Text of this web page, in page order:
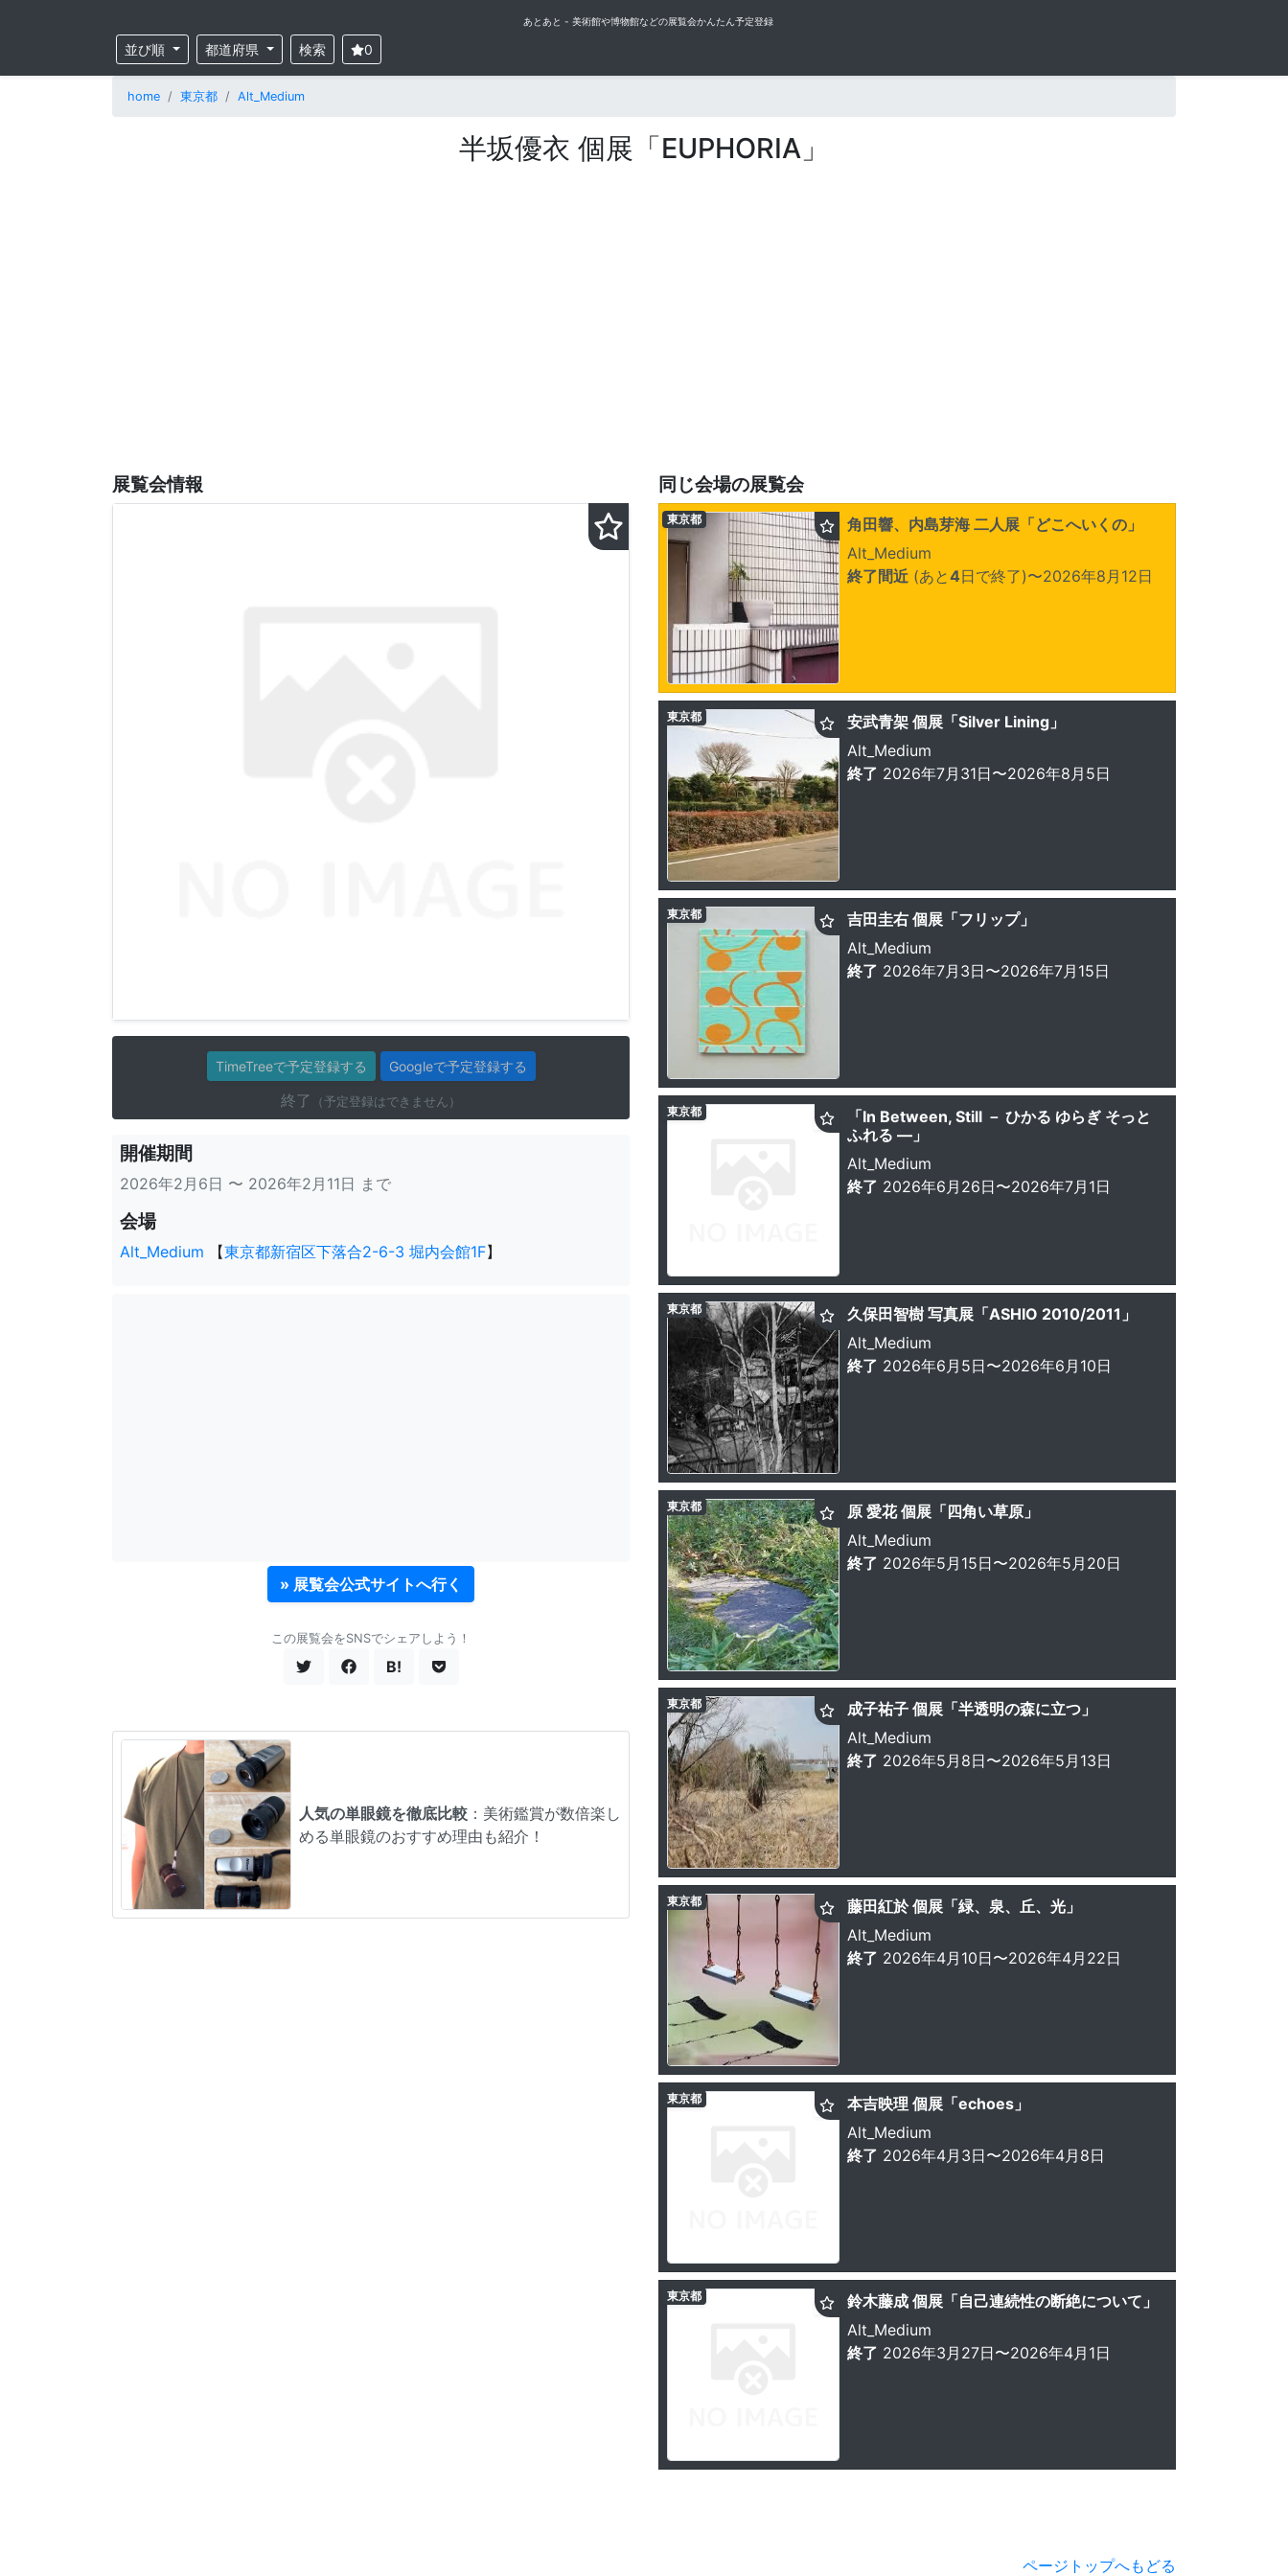
あとあと - 美術館や博物館などの展覧会かんたん予定登録
並び順 都道府県 検索 0
home 東京都 Alt_Medium
半坂優衣 個展「EUPHORIA」
展覧会情報
TimeTreeで予定登録する Googleで予定登録する
終了 （予定登録はできません）
開催期間
2026年2月6日 〜 2026年2月11日 まで
会場
Alt_Medium 【東京都新宿区下落合2-6-3 堀内会館1F】
» 展覧会公式サイトへ行く
この展覧会をSNSでシェアしよう！
B!
人気の単眼鏡を徹底比較 ：美術鑑賞が数倍楽し
める単眼鏡のおすすめ理由も紹介！
同じ会場の展覧会
角田響、内島芽海 二人展「どこへいくの」
Alt_Medium
終了間近 (あと4日で終了)〜2026年8月12日
東京都
安武青架 個展「Silver Lining」
Alt_Medium
終了 2026年7月31日〜2026年8月5日
東京都
吉田圭右 個展「フリップ」
Alt_Medium
終了 2026年7月3日〜2026年7月15日
東京都
「In Between, Still － ひかる ゆらぎ そっと
ふれる ―」
Alt_Medium
終了 2026年6月26日〜2026年7月1日
東京都
久保田智樹 写真展「ASHIO 2010/2011」
Alt_Medium
終了 2026年6月5日〜2026年6月10日
東京都
原 愛花 個展「四角い草原」
Alt_Medium
終了 2026年5月15日〜2026年5月20日
東京都
成子祐子 個展「半透明の森に立つ」
Alt_Medium
終了 2026年5月8日〜2026年5月13日
東京都
藤田紅於 個展「緑、泉、丘、光」
Alt_Medium
終了 2026年4月10日〜2026年4月22日
東京都
本吉映理 個展「echoes」
Alt_Medium
終了 2026年4月3日〜2026年4月8日
東京都
鈴木藤成 個展「自己連続性の断絶について」
Alt_Medium
終了 2026年3月27日〜2026年4月1日
東京都
ページトップへもどる